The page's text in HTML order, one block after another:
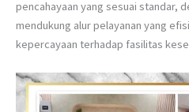
pencahayaan yang sesuai standar,
mendukung alur pelayanan yang
kepercayaan terhadap fasilitas